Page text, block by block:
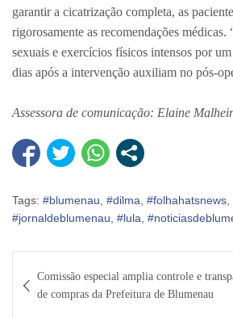
garantir a cicatrização completa, as
rigorosamente as recomendações médicas.
sexuais e exercícios físicos intensos por
dias após a intervenção auxiliam no pós-
Assessora de comunicação: Elaine
Tags: #blumenau, #dilma, #folhahatsnews,
#jornaldeblumenau, #lula,
de
Comissão especial amplia controle e
de compras da Prefeitura de Blumenau